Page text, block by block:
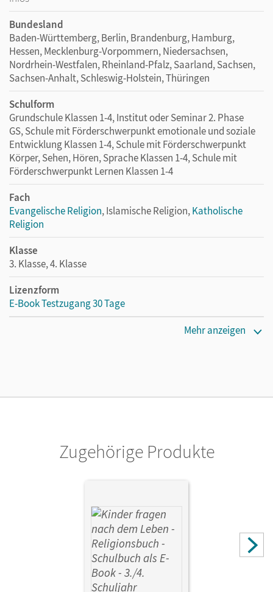
Bundesland
Baden-Württemberg, Berlin, Brandenburg, Hamburg,
Hessen, Mecklenburg-Vorpommern, Niedersachsen,
Nordrhein-Westfalen, Rheinland-Pfalz, Saarland, Sachsen,
Sachsen-Anhalt, Schleswig-Holstein, Thüringen
Schulform
Grundschule Klassen 1-4, Institut oder Seminar 2. Phase
GS, Schule mit Förderschwerpunkt emotionale und soziale
Entwicklung Klassen 1-4, Schule mit Förderschwerpunkt
Körper, Sehen, Hören, Sprache Klassen 1-4, Schule mit
Förderschwerpunkt Lernen Klassen 1-4
Fach
Evangelische Religion, Islamische Religion,Katholische
Religion
Klasse
3. Klasse, 4. Klasse
Lizenzform
E-Book Testzugang 30 Tage
Wiedenroth-Gabler, Ingrid; Wegener-Kämper, Miriam;
Mehr anzeigen
Zugehörige Produkte